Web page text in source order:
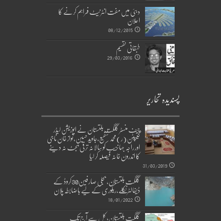
دبئی میں مفت انٹرنیٹ فراہم کرنے کا
اعلان
08/12/2015
طبقاتی تقسیم
29/03/2016
پسندیدہ تحاریر
چیف منسٹر گلگت بلتستان نے اپوزیشن لیڈر
کیپٹن(ر)محمد شفیع،جاوید حسین،نواز خان ناجی
اور راجہ جہانزیب کو سالانہ ترقی بجٹ نہ دینے
کا اندرون خانہ فیصلہ کر لیا
31/03/2019
گلگت بلتستان، بجلی صارفین30کروڈ کے
ڈیفالٹر نکلے,ریکوری کے لیے باضابطہ پلان
18/01/2022
گلگت بلتستان؛ کل سے آج تک